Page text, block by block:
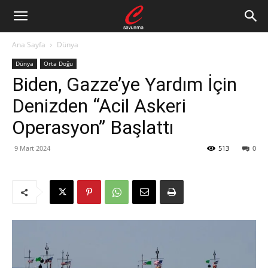
Ana Sayfa Dünya
Dünya Orta Doğu
Biden, Gazze’ye Yardım İçin
Denizden “Acil Askeri
Operasyon” Başlattı
9 Mart 2024 0
513